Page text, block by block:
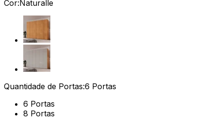
Cor:Naturalle
Quantidade de Portas:6 Portas
6 Portas
8 Portas